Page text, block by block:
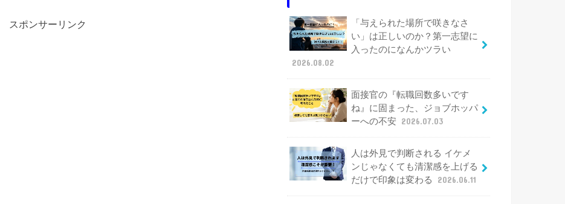
スポンサーリンク
「与えられた場所で咲きなさ
い」は正しいのか？第一志望に
入ったのになんかツラい
2026.08.02
面接官の『転職回数多いです
ね』に固まった、ジョブホッパ
ーへの不安
2026.07.03
人は外見で判断される イケメ
ンじゃなくても清潔感を上げる
だけで印象は変わる
2026.06.11